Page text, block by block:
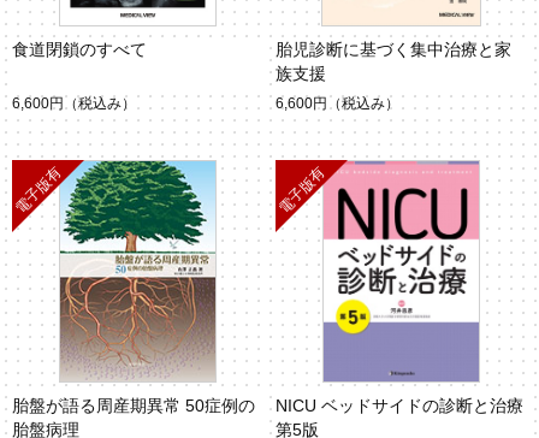
食道閉鎖のすべて
6,600円 （税込み）
胎児診断に基づく集中治療と家
族支援
6,600円 （税込み）
胎盤が語る周産期異常 50症例の
胎盤病理
NICU ベッドサイドの診断と治療
第5版